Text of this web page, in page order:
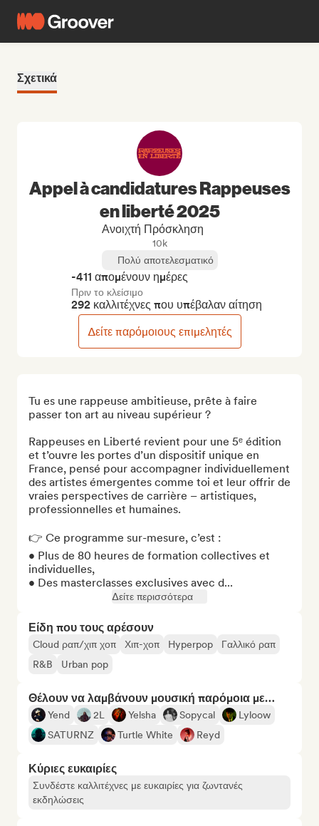
Σχετικά
Tu es une rappeuse ambitieuse, prête à faire
passer ton art au niveau supérieur ?
Rappeuses en Liberté revient pour une 5ᵉ édition
et t’ouvre les portes d’un dispositif unique en
France, pensé pour accompagner individuellement
des artistes émergentes comme toi et leur offrir de
vraies perspectives de carrière – artistiques,
professionnelles et humaines.
👉 Ce programme sur-mesure, c’est :
• Plus de 80 heures de formation collectives et
individuelles,
• Des masterclasses exclusives avec d...
Δείτε περισσότερα
Είδη που τους αρέσουν
Cloud ραπ/χιπ χοπ Χιπ-χοπ Hyperpop
Γαλλικό ραπ
R&B
Urban pop
Θέλουν να λαμβάνουν μουσική παρόμοια με…
Yend 2L Yelsha Sopycal
Lyloow
SATURNZ
Turtle White Reyd
Κύριες ευκαιρίες
Συνδέστε καλλιτέχνες με ευκαιρίες για ζωντανές
εκδηλώσεις
Appel à candidatures Rappeuses
en liberté 2025
Ανοιχτή Πρόσκληση
10k
Πολύ αποτελεσματικό
-411 απομένουν ημέρες
Πριν το κλείσιμο
292 καλλιτέχνες που υπέβαλαν αίτηση
Δείτε παρόμοιους επιμελητές